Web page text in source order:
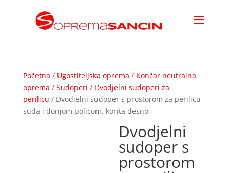
Početna / Ugostiteljska oprema / Končar neutralna
oprema / Sudoperi / Dvodjelni sudoperi za
perilicu / Dvodjelni sudoper s prostorom za perilicu
suđa i donjom policom, korita desno
Dvodjelni
sudoper s
prostorom